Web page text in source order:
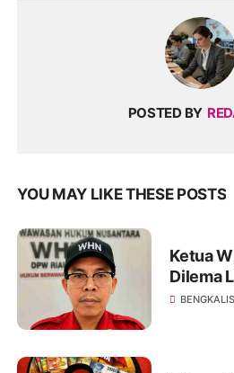
POSTED BY
YOU MAY LIKE THESE POSTS
Ketua
Dilema
Tindak
BENGKALIS